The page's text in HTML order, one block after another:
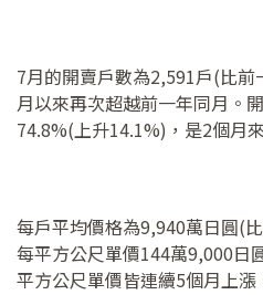
7月的開賣戶數為2,591戶(比
月以來再次超越前一年同月。
74.8%(上升14.1%)，是2個月
每戶平均價格為9,940萬日圓(
每平方公尺單價144萬9,000日
平方公尺單價皆連續5個月上漲